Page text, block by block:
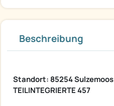
Beschreibung
Standort: 85254 Sulzemoos
TEILINTEGRIERTE 457